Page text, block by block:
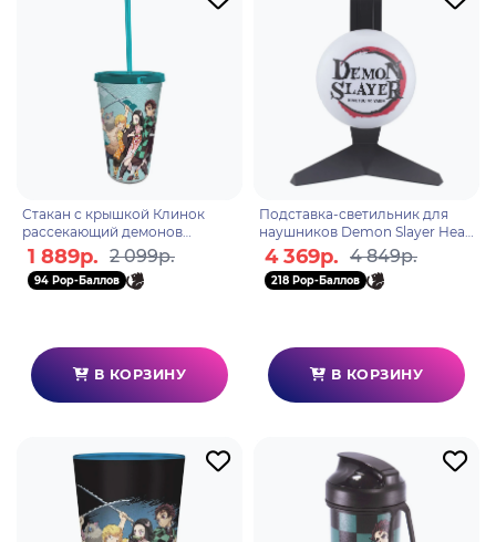
Стакан с крышкой Клинок
рассекающий демонов
Tumbler with straw 470мл
Group ABYTUM041
1 889р. 2 099р.
94 Pop-Баллов
В КОРЗИНУ
Подставка-светильник для
наушников Demon Slayer Head
Light PP10190DE
4 369р. 4 849р.
218 Pop-Баллов
В КОРЗИНУ